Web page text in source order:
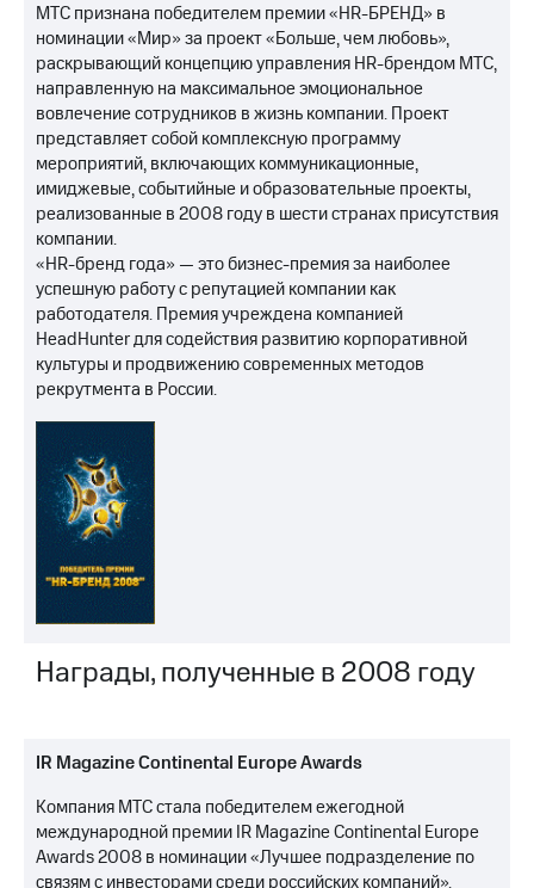
МТС признана победителем премии «HR-БРЕНД» в
номинации «Мир» за проект «Больше, чем любовь»,
раскрывающий концепцию управления HR-брендом МТС,
направленную на максимальное эмоциональное
вовлечение сотрудников в жизнь компании. Проект
представляет собой комплексную программу
мероприятий, включающих коммуникационные,
имиджевые, событийные и образовательные проекты,
реализованные в 2008 году в шести странах присутствия
компании.
«HR-бренд года» — это бизнес-премия за наиболее
успешную работу с репутацией компании как
работодателя. Премия учреждена компанией
HeadHunter для содействия развитию корпоративной
культуры и продвижению современных методов
рекрутмента в России.
Награды, полученные в 2008 году
IR Magazine Continental Europe Awards
Компания МТС стала победителем ежегодной
международной премии IR Magazine Continental Europe
Awards 2008 в номинации «Лучшее подразделение по
связям с инвесторами среди российских компаний».